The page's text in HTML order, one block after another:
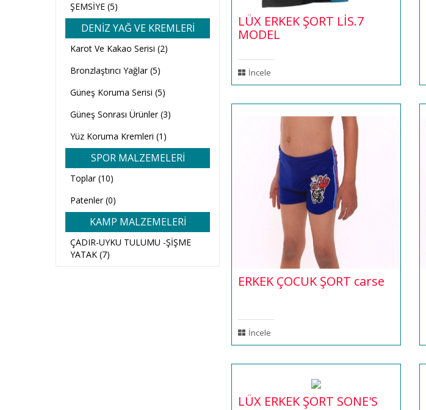
ŞEMSİYE (5)
DENİZ YAĞ VE KREMLERİ
Karot Ve Kakao Serisi (2)
Bronzlaştırıcı Yağlar (5)
Güneş Koruma Serisi (5)
Güneş Sonrası Ürünler (3)
Yüz Koruma Kremleri (1)
SPOR MALZEMELERİ
Toplar (10)
Patenler (0)
KAMP MALZEMELERİ
ÇADIR-UYKU TULUMU -ŞİŞME
YATAK (7)
LÜX ERKEK ŞORT LİS.7
MODEL
İncele
ERKEK ÇOCUK ŞORT carse
İncele
LÜX ERKEK ŞORT SONE'S